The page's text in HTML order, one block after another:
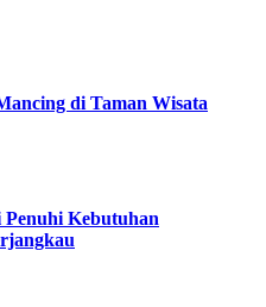
di Taman Wisata
Penuhi Kebutuhan